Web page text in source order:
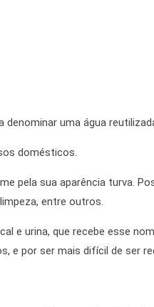
uma água
domésticos.
pela sua aparência turva.
entre outros.
e urina, que recebe esse
e por ser mais difícil de ser